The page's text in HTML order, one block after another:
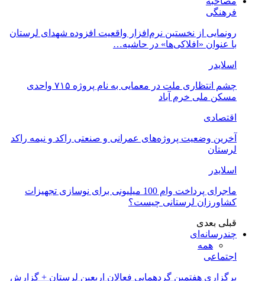
فرهنگی
رونمایی از نخستین نرم‌افزار واقعیت افزوده شهدای لرستان
با عنوان «افلاکی‌ها» در حاشیه…
اسلایدر
چشم انتظاری ملت در معمایی به نام پروژه ۷۱۵ واحدی
مسکن ملی خرم آباد
اقتصادی
آخرین وضعیت پروژه‌های عمرانی و صنعتی راکد و نیمه راکد
لرستان
اسلایدر
ماجرای پرداخت وام 100 میلیونی برای نوسازی تجهیزات
کشاورزان لرستانی چیست؟
قبلی بعدی
چندرسانه‌ای
همه
اجتماعی
برگزاری هفتمین گردهمایی فعالان اربعین لرستان + گزارش